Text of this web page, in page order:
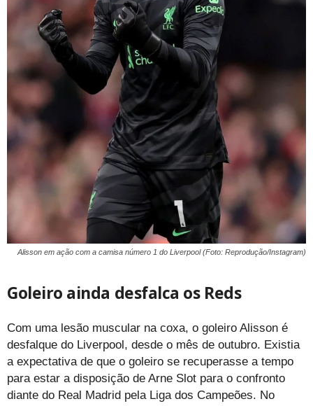
Alisson em ação com a camisa número 1 do Liverpool (Foto: Reprodução/Instagram)
Goleiro ainda desfalca os Reds
Com uma lesão muscular na coxa, o goleiro Alisson é
desfalque do Liverpool, desde o mês de outubro. Existia
a expectativa de que o goleiro se recuperasse a tempo
para estar a disposição de Arne Slot para o confronto
diante do Real Madrid pela Liga dos Campeões. No